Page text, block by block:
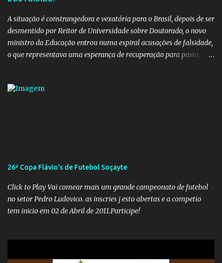
A situação é constrangedora e vexatória para o Brasil, depois de ser
desmentido por Reitor de Universidade sobre Doutorado, o novo
ministro da Educação entrou numa espiral acusações de falsidade,
o que representava uma esperança de recuperação para pasta,
Educação é um dos mais importantes do governo, em um ano e
afinal de contas como acreditar em algo proposto pelo novo
ministro sem imaginar que ele só esta querendo auferir vantagens
pessoais em uma pasta de tamanha envergadura e influência na
vida dos brasileiros. Evelin Azevedo escreveu brilhantemen...
26ª Copa Flávio's de Futebol Soçayte
Click to Play Vai comear mais um grande campeonato de futebol
no setor Pedro Ludovico. as inscries j esto abertas e a competio
tem inicio em 02 de Abril de 2011.Participe!